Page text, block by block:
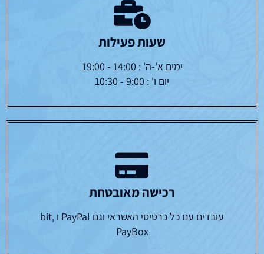
שעות פעילות
ימים א'-ה' : 14:00 - 19:00
יום ו' : 9:00 - 10:30
רכישה מאובטחת
עובדים עם כל כרטיסי האשראי וגם PayPal ו bit,
PayBox